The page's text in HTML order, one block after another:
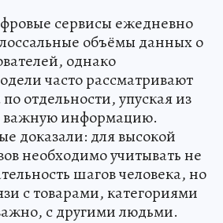
сервисы ежедневно
объёмы данных о
однако
часто рассматривают
отдельности, упуская из
важную информацию.
доказали: для высокой
необходимо учитывать не
шагов человека, но
с товарами, категориями
с другими людьми.